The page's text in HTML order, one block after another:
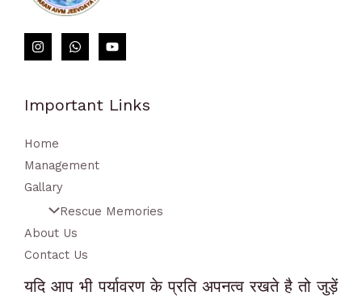
Important Links
Home
Management
Gallary
Rescue Memories
About Us
Contact Us
यदि आप भी पर्यावरण के प्रति अपनत्व रखते है तो जुड़ें